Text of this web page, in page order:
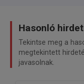
Hasonló
Tekintse meg a
megtekintett
javasolnak.